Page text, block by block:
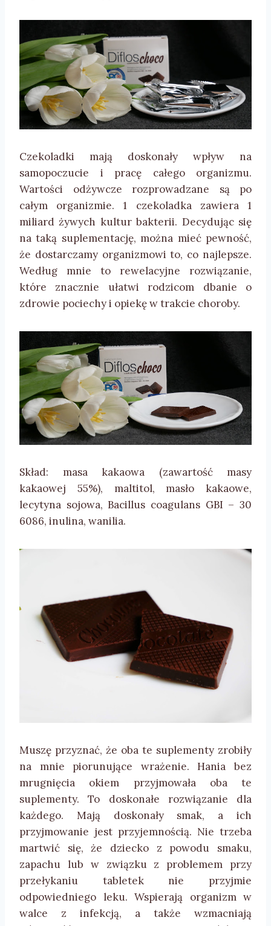
Czekoladki mają doskonały wpływ na
samopoczucie i pracę całego organizmu.
Wartości odżywcze rozprowadzane są po
całym organizmie. 1 czekoladka zawiera 1
miliard żywych kultur bakterii. Decydując się
na taką suplementację, można mieć pewność,
że dostarczamy organizmowi to, co najlepsze.
Według mnie to rewelacyjne rozwiązanie,
które znacznie ułatwi rodzicom dbanie o
zdrowie pociechy i opiekę w trakcie choroby.
Skład: masa kakaowa (zawartość masy
kakaowej 55%), maltitol, masło kakaowe,
lecytyna sojowa, Bacillus coagulans GBI – 30
6086, inulina, wanilia.
Muszę przyznać, że oba te suplementy zrobiły
na mnie piorunujące wrażenie. Hania bez
mrugnięcia okiem przyjmowała oba te
suplementy. To doskonałe rozwiązanie dla
każdego. Mają doskonały smak, a ich
przyjmowanie jest przyjemnością. Nie trzeba
martwić się, że dziecko z powodu smaku,
zapachu lub w związku z problemem przy
przełykaniu tabletek nie przyjmie
odpowiedniego leku. Wspierają organizm w
walce z infekcją, a także wzmacniają